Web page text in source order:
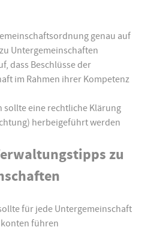
genau auf
Untergemeinschaften
dass Beschlüsse der
im Rahmen ihrer Kompetenz
sollte eine rechtliche Klärung
herbeigeführt werden
zu
für jede Untergemeinschaft
führen